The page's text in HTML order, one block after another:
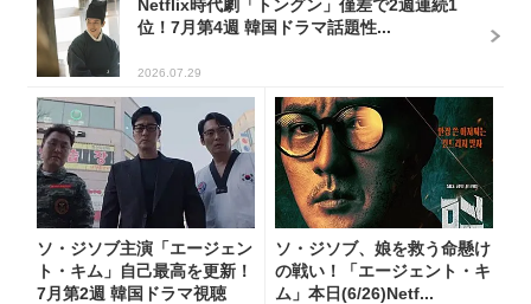
Netflix時代劇「トングン」僅差で2週連続1
位！7月第4週 韓国ドラマ話題性...
2026.07.29
ソ・ジソブ主演「エージェン
ト・キム」自己最高を更新！
7月第2週 韓国ドラマ視聴
ソ・ジソブ、娘を救う命懸け
の戦い！「エージェント・キ
ム」本日(6/26)Netf...